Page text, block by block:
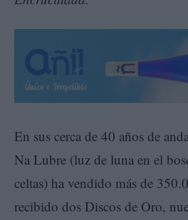
En sus cerca de 40 años de
Na Lubre (luz de luna en el
celtas) ha vendido más de
recibido dos Discos de Oro,